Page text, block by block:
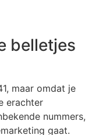
belletjes
maar omdat je
erachter
nummers,
gaat.